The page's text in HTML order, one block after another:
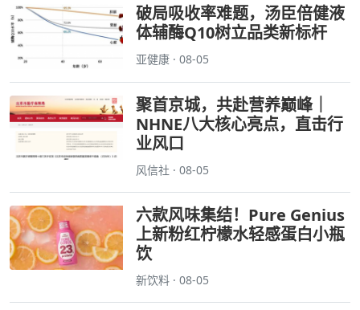
破局吸收率难题，汤臣倍健液
体辅酶Q10树立品类新标杆
亚健康 · 08-05
聚首京城，共赴营养巅峰｜
NHNE八大核心亮点，直击行
业风口
风信社 · 08-05
六款风味集结！Pure Genius
上新粉红柠檬水轻感蛋白小瓶
饮
新饮料 · 08-05